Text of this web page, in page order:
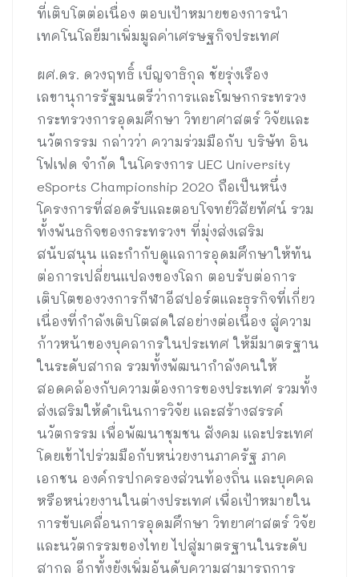
ที่เติบโตต่อเนื่อง ตอบเป้าหมายของการนำ
เทคโนโลยีมาเพิ่มมูลค่าเศรษฐกิจประเทศ
ผศ.ดร. ดวงฤทธิ์ เบ็ญจาธิกุล ชัยรุ่งเรือง
เลขานุการรัฐมนตรีว่าการและโฆษกกระทรวง
กระทรวงการอุดมศึกษา วิทยาศาสตร์ วิจัยและ
นวัตกรรม กล่าวว่า ความร่วมมือกับ บริษัท อิน
โฟเฟด จำกัด ในโครงการ UEC University
eSports Championship 2020 ถือเป็นหนึ่ง
โครงการที่สอดรับและตอบโจทย์วิสัยทัศน์ รวม
ทั้งพันธกิจของกระทรวงฯ ที่มุ่งส่งเสริม
สนับสนุน และกำกับดูแลการอุดมศึกษาให้ทัน
ต่อการเปลี่ยนแปลงของโลก ตอบรับต่อการ
เติบโตของวงการกีฬาอีสปอร์ตและธุรกิจที่เกี่ยว
เนื่องที่กำลังเติบโตสดใสอย่างต่อเนื่อง สู่ความ
ก้าวหน้าของบุคลากรในประเทศ ให้มีมาตรฐาน
ในระดับสากล รวมทั้งพัฒนากำลังคนให้
สอดคล้องกับความต้องการของประเทศ รวมทั้ง
ส่งเสริมให้ดำเนินการวิจัย และสร้างสรรค์
นวัตกรรม เพื่อพัฒนาชุมชน สังคม และประเทศ
โดยเข้าไปร่วมมือกับหน่วยงานภาครัฐ ภาค
เอกชน องค์กรปกครองส่วนท้องถิ่น และบุคคล
หรือหน่วยงานในต่างประเทศ เพื่อเป้าหมายใน
การขับเคลื่อนการอุดมศึกษา วิทยาศาสตร์ วิจัย
และนวัตกรรมของไทย ไปสู่มาตรฐานในระดับ
สากล อีกทั้งยังเพิ่มอันดับความสามารถการ